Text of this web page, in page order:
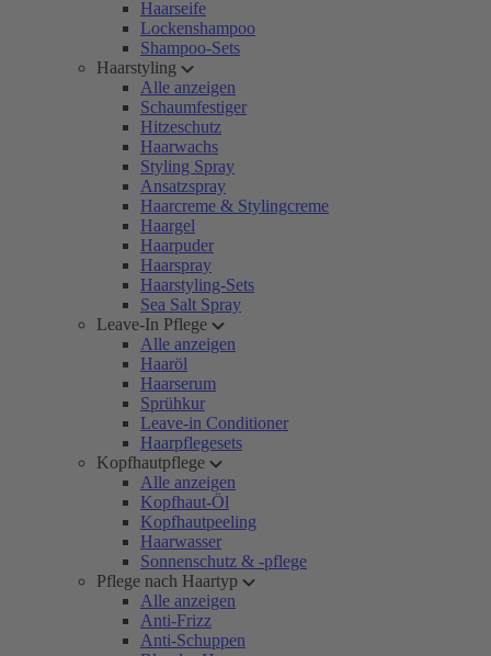
Haarseife
Lockenshampoo
Shampoo-Sets
Haarstyling
Alle anzeigen
Schaumfestiger
Hitzeschutz
Haarwachs
Styling Spray
Ansatzspray
Haarcreme & Stylingcreme
Haargel
Haarpuder
Haarspray
Haarstyling-Sets
Sea Salt Spray
Leave-In Pflege
Alle anzeigen
Haaröl
Haarserum
Sprühkur
Leave-in Conditioner
Haarpflegesets
Kopfhautpflege
Alle anzeigen
Kopfhaut-Öl
Kopfhautpeeling
Haarwasser
Sonnenschutz & -pflege
Pflege nach Haartyp
Alle anzeigen
Anti-Frizz
Anti-Schuppen